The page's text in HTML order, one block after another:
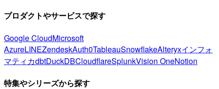
プロダクトやサービスで探す
Google CloudMicrosoft
AzureLINEZendeskAuth0TableauSnowflakeAlteryxインフォ
マティカdbtDuckDBCloudflareSplunkVision OneNotion
特集やシリーズから探す